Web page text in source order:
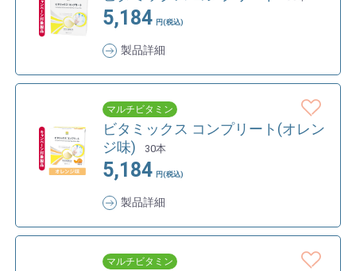
5,184 円(税込)
製品詳細
マルチビタミン
ビタミックス コンプリート(オレン
ジ味)
30本
5,184 円(税込)
製品詳細
マルチビタミン